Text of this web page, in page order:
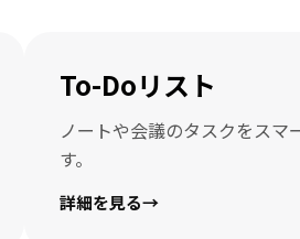
To-Doリスト
ノートや会議のタスクをス
す。
詳細を見る→